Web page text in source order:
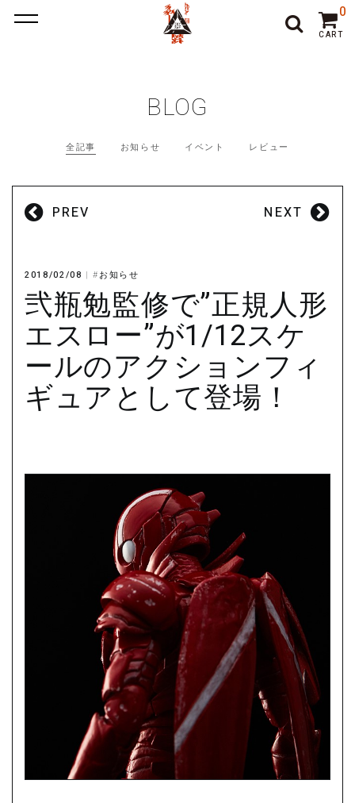
ポーカー アプリ おすすめ
ポー
カーアプリ おすすめ
オンラインポーカー
CART
0
BLOG
全記事 お知らせ イベント レビュー
PREV NEXT
2018/02/08 | #お知らせ
弐瓶勉監修で”正規人形
エスロー”が1/12スケ
ールのアクションフィ
ギュアとして登場！